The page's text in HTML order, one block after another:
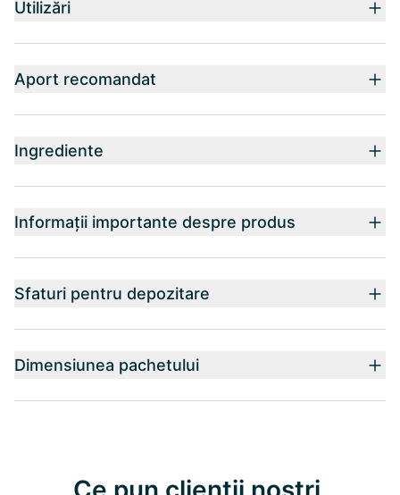
Utilizări
Aport recomandat
Ingrediente
Informații importante despre produs
Sfaturi pentru depozitare
Dimensiunea pachetului